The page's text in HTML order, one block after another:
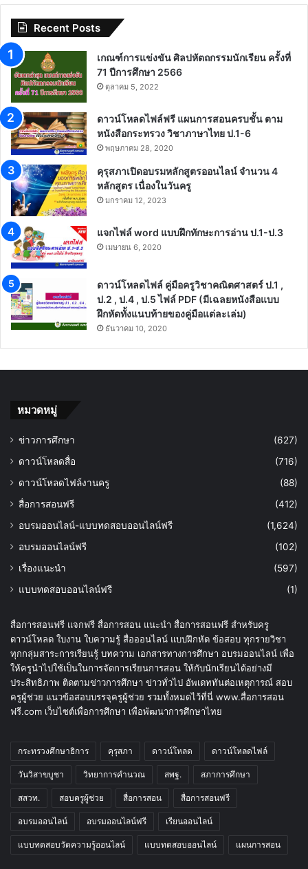
Recent Posts
เกณฑ์การแข่งขัน ศิลปหัตถกรรมนักเรียน ครั้งที่
71 ปีการศึกษา 2566
ตุลาคม 5, 2022
ดาวน์โหลดไฟล์ฟรี แผนการสอนครบชั้น ตาม
หนังสือกระทรวง วิชาภาษาไทย ป.1-6
พฤษภาคม 28, 2020
คุรุสภาเปิดอบรมหลักสูตรออนไลน์ จำนวน 4
หลักสูตร เนื่องในวันครู
มกราคม 12, 2023
แจกไฟล์ word แบบฝึกทักษะการอ่าน ป.1-ป.3
เมษายน 6, 2020
ดาวน์โหลดไฟล์ คู่มือครูวิชาคณิตศาสตร์ ป.1 ,
ป.2 , ป.4 , ป.5 ไฟล์ PDF (มีเฉลยหนังสือแบบ
ฝึกหัดทั้งแนบท้ายของคู่มือแต่ละเล่ม)
ธันวาคม 10, 2020
หมวดหมู่
ข่าวการศึกษา
(627)
ดาวน์โหลดสื่อ
(716)
ดาวน์โหลดไฟล์งานครู
(88)
สื่อการสอนฟรี
(412)
อบรมออนไลน์-แบบทดสอบออนไลน์ฟรี
(1,624)
อบรมออนไลน์ฟรี
(102)
เรื่องแนะนำ
(597)
แบบทดสอบออนไลน์ฟรี
(1)
สื่อการสอนฟรี แจกฟรี สื่อการสอน แนะนำ สื่อการสอนฟรี สำหรับครู
ดาวน์โหลด ใบงาน ใบความรู้ สื่อออนไลน์ แบบฝึกหัด ข้อสอบ ทุกรายวิชา
ทุกกลุ่มสาระการเรียนรู้ บทความ เอกสารทางการศึกษา อบรมออนไลน์ เพื่อ
ให้ครูนำไปใช้เป็นในการจัดการเรียนการสอน ให้กับนักเรียนได้อย่างมี
ประสิทธิภาพ ติดตามข่าวการศึกษา ข่าวทั่วไป อัพเดททันต่อเหตุการณ์ สอบ
ครูผู้ช่วย แนวข้อสอบบรรจุครูผู้ช่วย รวมทั้งหมดไว้ที่นี่ www.สื่อการสอน
ฟรี.com เว็บไซต์เพื่อการศึกษา เพื่อพัฒนาการศึกษาไทย
กระทรวงศึกษาธิการ คุรุสภา ดาวน์โหลด ดาวน์โหลดไฟล์
วันวิสาขบูชา วิทยาการคำนวณ สพฐ. สภาการศึกษา
สสวท. สอบครูผู้ช่วย สื่อการสอน สื่อการสอนฟรี
อบรมออนไลน์ อบรมออนไลน์ฟรี เรียนออนไลน์
แบบทดสอบวัดความรู้ออนไลน์ แบบทดสอบออนไลน์ แผนการสอน